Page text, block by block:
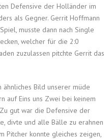
Defensive der Holländer im
als Gegner. Gerrit Hoffmann
musste dann nach Single
welcher für die 2:0
zuzulassen pitchte Gerrit das
ähnliches Bild unserer müde
auf Eins uns Zwei bei keinem
gut war die Defensive der
divte und alle Bälle zu erahnen
Pitcher konnte gleiches zeigen,